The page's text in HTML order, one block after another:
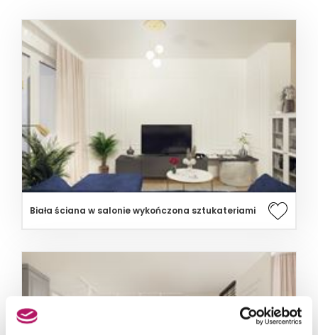
Biała ściana w salonie wykończona sztukateriami